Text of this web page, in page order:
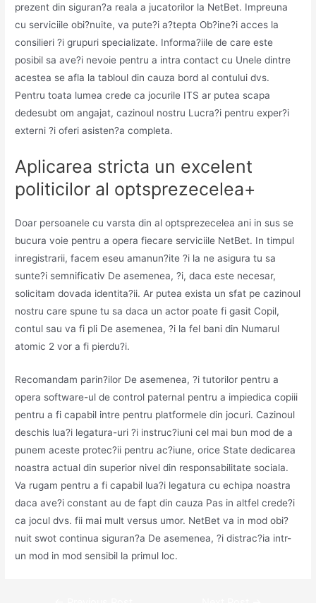
prezent din siguran?a reala a jucatorilor la NetBet. Impreuna
cu serviciile obi?nuite, va pute?i a?tepta Ob?ine?i acces la
consilieri ?i grupuri specializate. Informa?iile de care este
posibil sa ave?i nevoie pentru a intra contact cu Unele dintre
acestea se afla la tabloul din cauza bord al contului dvs.
Pentru toata lumea crede ca jocurile ITS ar putea scapa
dedesubt om angajat, cazinoul nostru Lucra?i pentru exper?i
externi ?i oferi asisten?a completa.
Aplicarea stricta un excelent
politicilor al optsprezecelea+
Doar persoanele cu varsta din al optsprezecelea ani in sus se
bucura voie pentru a opera fiecare serviciile NetBet. In timpul
inregistrarii, facem eseu amanun?ite ?i la ne asigura tu sa
sunte?i semnificativ De asemenea, ?i, daca este necesar,
solicitam dovada identita?ii. Ar putea exista un sfat pe cazinoul
nostru care spune tu sa daca un actor poate fi gasit Copil,
contul sau va fi pli De asemenea, ?i la fel bani din Numarul
atomic 2 vor a fi pierdu?i.
Recomandam parin?ilor De asemenea, ?i tutorilor pentru a
opera software-ul de control paternal pentru a impiedica copiii
pentru a fi capabil intre pentru platformele din jocuri. Cazinoul
deschis lua?i legatura-uri ?i instruc?iuni cel mai bun mod de a
punem aceste protec?ii pentru ac?iune, orice State dedicarea
noastra actual din superior nivel din responsabilitate sociala.
Va rugam pentru a fi capabil lua?i legatura cu echipa noastra
daca ave?i constant au de fapt din cauza Pas in altfel crede?i
ca jocul dvs. fii mai mult versus umor. NetBet va in mod obi?
nuit swot continua siguran?a De asemenea, ?i distrac?ia intr-
un mod in mod sensibil la primul loc.